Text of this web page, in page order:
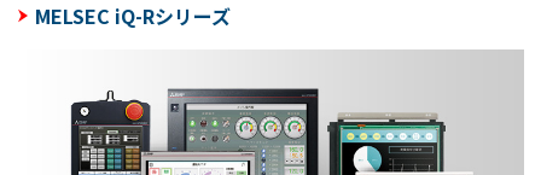
MELSEC iQ-Rシリーズ